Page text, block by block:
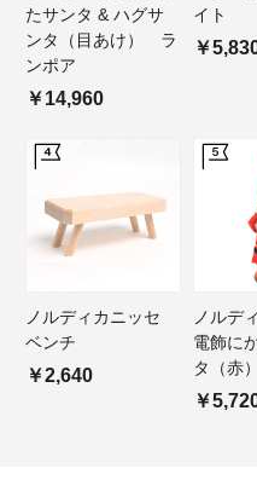
たサンタ & ハグサ
ンタ（目あけ） ラ
ンポア
￥14,960
イト
￥
ノルディカニッセ
ベンチ
￥2,640
ノルデ
電飾に
タ（赤）
￥